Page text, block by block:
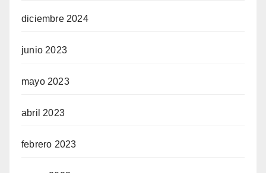
diciembre 2024
junio 2023
mayo 2023
abril 2023
febrero 2023